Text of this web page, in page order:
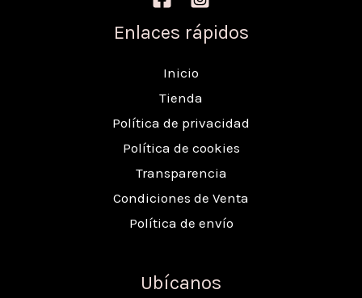
Enlaces rápidos
Inicio
Tienda
Política de privacidad
Política de cookies
Transparencia
Condiciones de Venta
Política de envío
Ubícanos